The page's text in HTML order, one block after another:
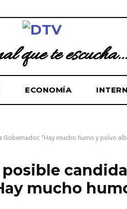
que te escucha...
ECONOMÍA
“Hay mucho humo y polvo
mucho